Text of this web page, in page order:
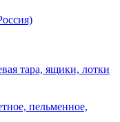
тара, ящики, лотки
пельменное,